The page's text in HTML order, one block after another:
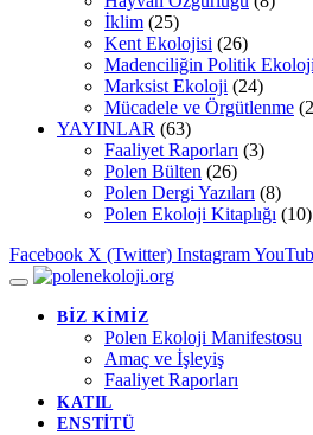
İklim (25)
Kent Ekolojisi (26)
Madenciliğin Politik
Marksist Ekoloji (24)
Mücadele ve Örgütlenme
YAYINLAR (63)
Faaliyet Raporları (3)
Polen Bülten (26)
Polen Dergi Yazıları (8)
Polen Ekoloji Kitaplığı (10)
Facebook X (Twitter) Instagram
BİZ KİMİZ
Polen Ekoloji Manifestosu
Amaç ve İşleyiş
Faaliyet Raporları
KATIL
ENSTİTÜ